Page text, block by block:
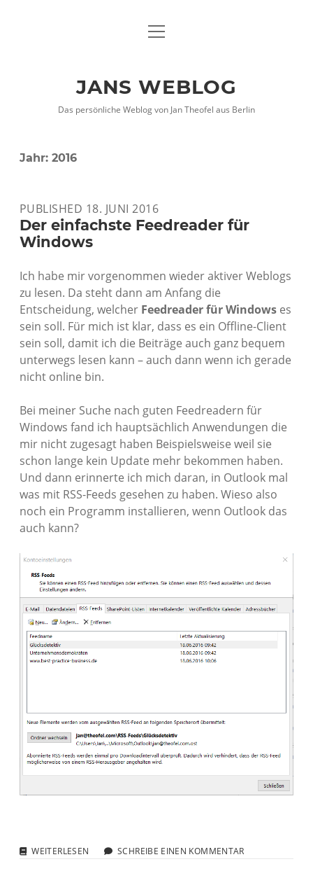
DATENSCHUTZHINWEISE
twitterfacebook
xing
Menü
JANS WEBLOG
Das persönliche Weblog von Jan Theofel aus Berlin
Jahr: 2016
PUBLISHED 18. JUNI 2016
Der einfachste Feedreader für
Windows
Ich habe mir vorgenommen wieder aktiver Weblogs
zu lesen. Da steht dann am Anfang die
Entscheidung, welcher Feedreader für Windows es
sein soll. Für mich ist klar, dass es ein Offline-Client
sein soll, damit ich die Beiträge auch ganz bequem
unterwegs lesen kann – auch dann wenn ich gerade
nicht online bin.
Bei meiner Suche nach guten Feedreadern für
Windows fand ich hauptsächlich Anwendungen die
mir nicht zugesagt haben Beispielsweise weil sie
schon lange kein Update mehr bekommen haben.
Und dann erinnerte ich mich daran, in Outlook mal
was mit RSS-Feeds gesehen zu haben. Wieso also
noch ein Programm installieren, wenn Outlook das
auch kann?
WEITERLESEN DER
SCHREIBE EINEN KOMMENTAR